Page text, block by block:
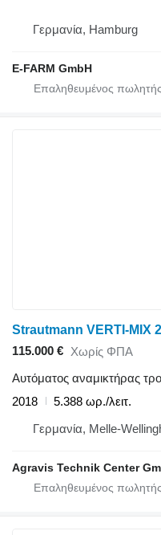
Γερμανία, Hamburg
E-FARM GmbH
Strautmann VERTI-MIX
115.000 € Χωρίς ΦΠΑ
Αυτόματος αναμικτήρας
2018
5.388 ωρ./λειτ.
Γερμανία, Melle-
Agravis Technik Center